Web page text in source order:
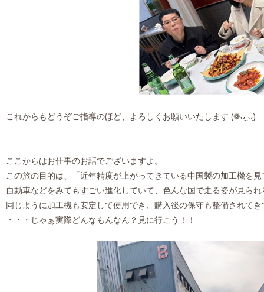
これからもどうぞご指導のほど、よろしくお願いいたします (❁ᴗ͈ˬᴗ͈)
ここからはお仕事のお話でございますよ。
この旅の目的は、「近年精度が上がってきている中国製の加工機を
自動車などをみてもすごい進化していて、色んな国で走る姿が見ら
同じように加工機も安定して使用でき、購入後の保守も整備されてき
・・・じゃぁ実際どんなもんなん？見に行こう！！